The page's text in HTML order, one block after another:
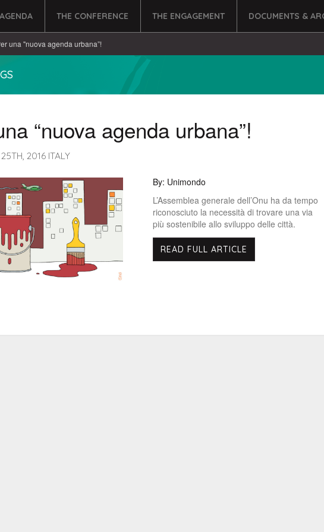
THE CONFERENCE THE ENGAGEMENT DOCUMENTS &
una "nuova agenda urbana”!
“nuova agenda urbana”!
2016 ITALY
By: Unimondo
L’Assemblea generale dell’Onu ha da tempo
riconosciuto la necessità di trovare una via
più sostenibile allo sviluppo delle città.
READ FULL ARTICLE